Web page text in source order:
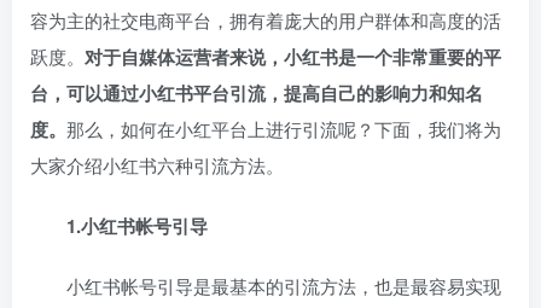
容为主的社交电商平台，拥有着庞大的用户群体和高度的活
跃度。 对于自媒体运营者来说，小红书是一个非常重要的平
台，可以通过小红书平台引流，提高自己的影响力和知名
度。 那么，如何在小红平台上进行引流呢？下面，我们将为
大家介绍小红书六种引流方法。
1.小红书帐号引导
小红书帐号引导是最基本的引流方法，也是最容易实现